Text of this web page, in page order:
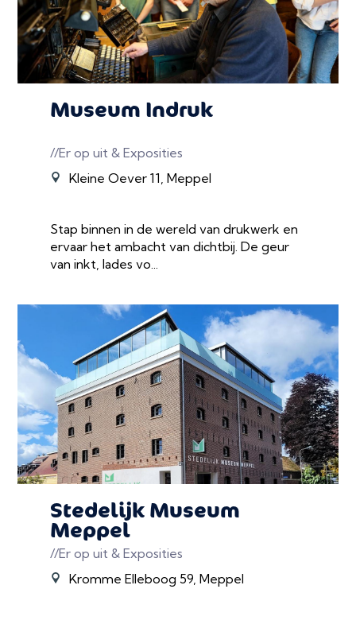
Museum Indruk
//Er op uit & Exposities
Kleine Oever 11, Meppel
Stap binnen in de wereld van drukwerk en
ervaar het ambacht van dichtbij. De geur
van inkt, lades vo...
Stedelijk Museum
Meppel
//Er op uit & Exposities
Kromme Elleboog 59, Meppel